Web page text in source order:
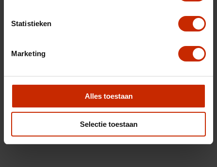
Statistieken
Marketing
Alles toestaan
Selectie toestaan